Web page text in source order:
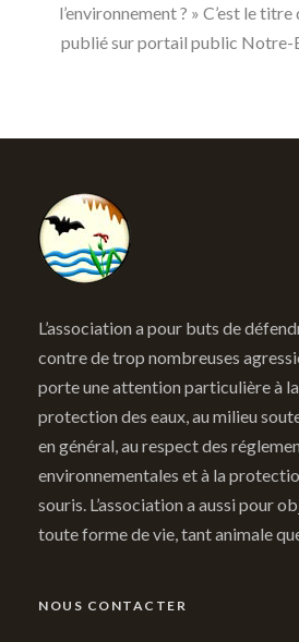
l’environnement ? » C’est le
publié sur portail public Notre-
L’association a pour buts de
contre de trop nombreuses
porte une attention particulière à
protection des eaux, au milieu
en général, au respect des
environnementales et à la
souris. L’association a aussi pour
toute forme de vie, tant animale
NOUS CONTACTER